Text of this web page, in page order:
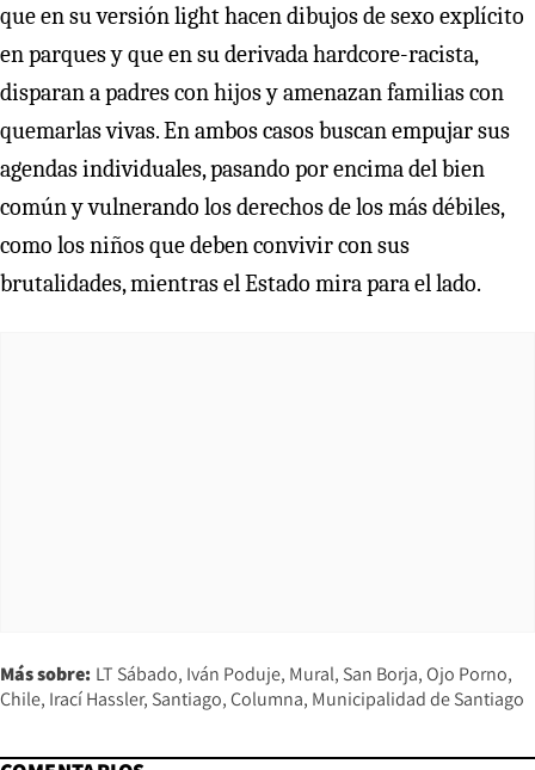
que en su versión light hacen dibujos de sexo explícito
en parques y que en su derivada hardcore-racista,
disparan a padres con hijos y amenazan familias con
quemarlas vivas. En ambos casos buscan empujar sus
agendas individuales, pasando por encima del bien
común y vulnerando los derechos de los más débiles,
como los niños que deben convivir con sus
brutalidades, mientras el Estado mira para el lado.
Más sobre: LT Sábado Iván Poduje Mural San Borja Ojo Porno
Chile Irací Hassler Santiago Columna Municipalidad de Santiago